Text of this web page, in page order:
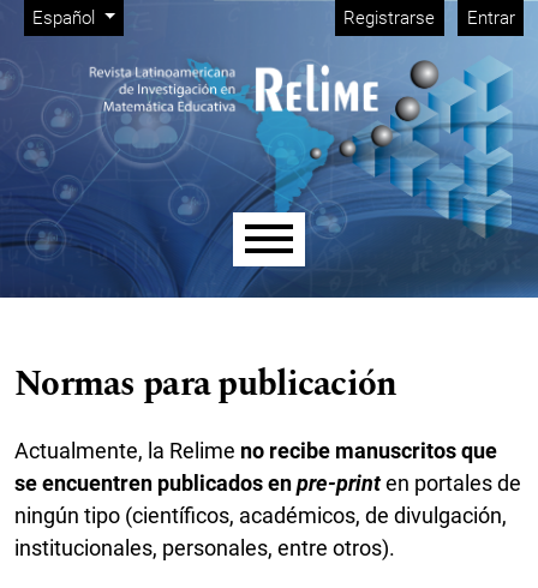
Ir al menú de navegación principal
Ir al contenido principal
Ir al pie de página del sitio
Cambiar el idioma. El idioma actual es:
Español
Menú de administración Registrarse Entrar
Menú principal
Normas para publicación
Actualmente, la Relime no recibe manuscritos que
se encuentren publicados enpre-printen portales de
ningún tipo (científicos, académicos, de divulgación,
institucionales, personales, entre otros).